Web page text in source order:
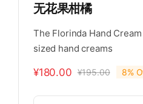
无花果柑橘
The Florinda Hand
sized hand creams
¥195.00原
¥180.00
当
8%